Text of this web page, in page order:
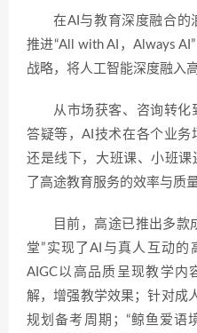
在AI与教育深度融合的
推进“All with AI，Always
战略，将人工智能深度融入
从市场获客、咨询转
答疑等，AI技术在各个业务
还是线下，大班课、小班
了高途教育服务的效率与质量
目前，高途已推出多款
堂”实现了AI与真人互动的
AIGC以高品质呈现教学内
解，增强教学效果；针对成
规划备考周期；“鲸鱼爱语